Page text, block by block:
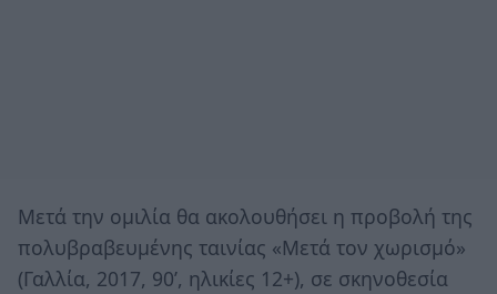
Μετά την ομιλία θα ακολουθήσει η προβολή της
πολυβραβευμένης ταινίας «Μετά τον χωρισμό»
(Γαλλία, 2017, 90’, ηλικίες 12+), σε σκηνοθεσία